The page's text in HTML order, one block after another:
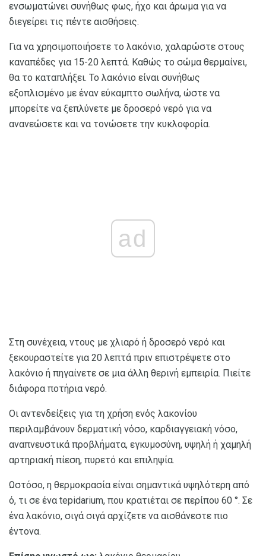
ενσωματώνει συνήθως φως, ήχο και άρωμα για να
διεγείρει τις πέντε αισθήσεις.
Για να χρησιμοποιήσετε το λακόνιο, χαλαρώστε στους
καναπέδες για 15-20 λεπτά. Καθώς το σώμα θερμαίνει,
θα το καταπλήξει. Το λακόνιο είναι συνήθως
εξοπλισμένο με έναν εύκαμπτο σωλήνα, ώστε να
μπορείτε να ξεπλύνετε με δροσερό νερό για να
ανανεώσετε και να τονώσετε την κυκλοφορία.
ad
Στη συνέχεια, ντους με χλιαρό ή δροσερό νερό και
ξεκουραστείτε για 20 λεπτά πριν επιστρέψετε στο
λακόνιο ή πηγαίνετε σε μια άλλη θερινή εμπειρία. Πιείτε
διάφορα ποτήρια νερό.
Οι αντενδείξεις για τη χρήση ενός λακονίου
περιλαμβάνουν δερματική νόσο, καρδιαγγειακή νόσο,
αναπνευστικά προβλήματα, εγκυμοσύνη, υψηλή ή χαμηλή
αρτηριακή πίεση, πυρετό και επιληψία.
Ωστόσο, η θερμοκρασία είναι σημαντικά υψηλότερη από
ό, τι σε ένα tepidarium, που κρατιέται σε περίπου 60 °. Σε
ένα λακόνιο, σιγά σιγά αρχίζετε να αισθάνεστε πιο
έντονα.